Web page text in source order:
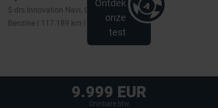
Benzine | 117.189 km | 2016
Ontdek
onze
test
9.999 EUR
Oninbare btw